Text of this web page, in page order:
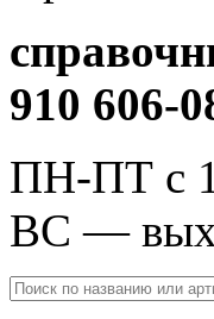
910 606-
ПН-ПТ с
ВС —